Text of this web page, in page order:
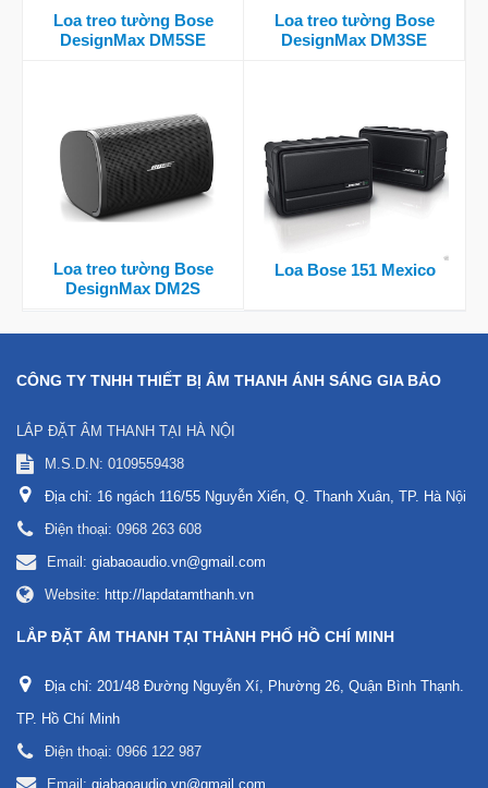
Loa treo tường Bose
DesignMax DM5SE
Loa treo tường Bose
DesignMax DM3SE
Loa treo tường Bose
DesignMax DM2S
Loa Bose 151 Mexico
CÔNG TY TNHH THIẾT BỊ ÂM THANH ÁNH SÁNG GIA BẢO
LẮP ĐẶT ÂM THANH TẠI HÀ NỘI
M.S.D.N: 0109559438
Địa chỉ: 16 ngách 116/55 Nguyễn Xiển, Q. Thanh Xuân, TP. Hà Nội
Điện thoại: 0968 263 608
Email: giabaoaudio.vn@gmail.com
Website: http://lapdatamthanh.vn
LẮP ĐẶT ÂM THANH TẠI THÀNH PHỐ HỒ CHÍ MINH
Địa chỉ: 201/48 Đường Nguyễn Xí, Phường 26, Quận Bình Thạnh.
TP. Hồ Chí Minh
Điện thoại: 0966 122 987
Email: giabaoaudio.vn@gmail.com